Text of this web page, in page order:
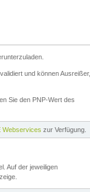
und können Ausreißer,
Sie den PNP-Wert des
Webservices zur Verfügung.
Auf der jeweiligen